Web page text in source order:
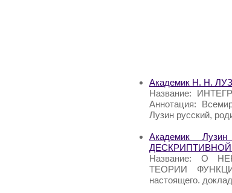
Академик Н. Н.
Название:
Аннотация:
Лузин русский,
Академик
Название: О
ТЕОРИИ
настоящего.